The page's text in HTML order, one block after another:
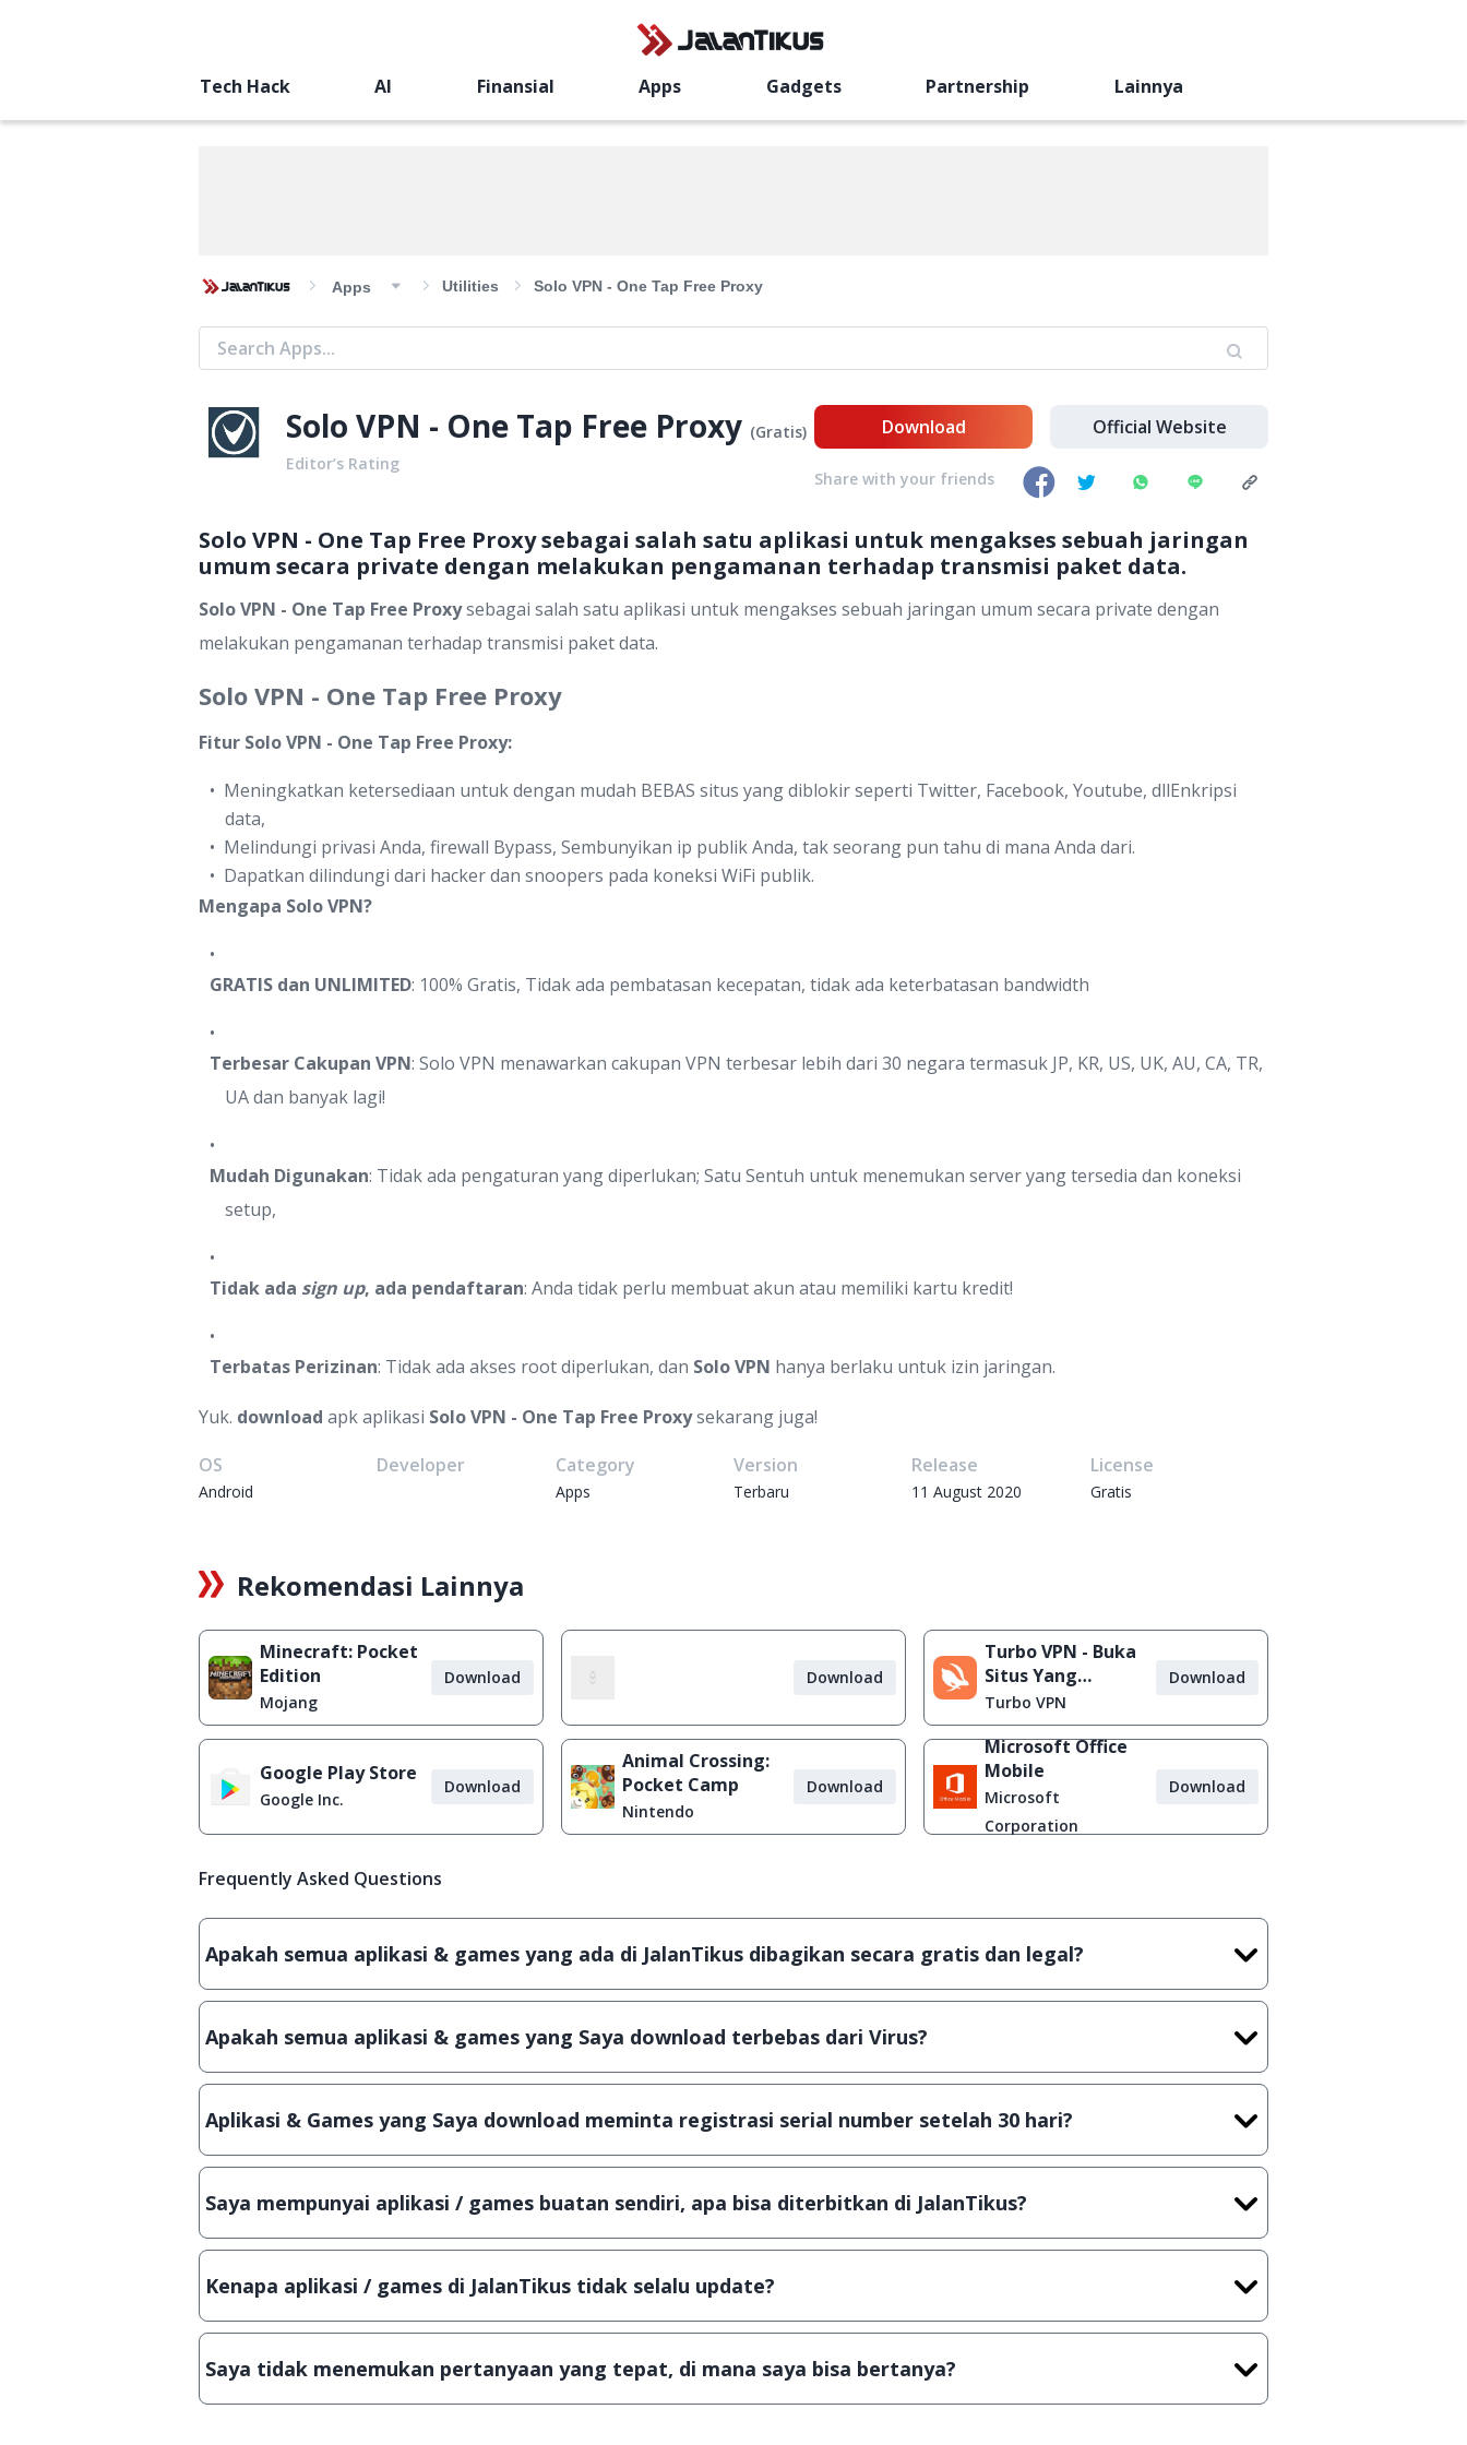
Tech Hack AI Finansial Apps Gadgets Partnership Lainnya
Apps Utilities Solo VPN - One Tap Free Proxy
Solo VPN - One Tap Free Proxy (Gratis)
Editor’s Rating
Solo VPN - One Tap Free Proxy sebagai salah satu aplikasi untuk mengakses sebuah jaringan
umum secara private dengan melakukan pengamanan terhadap transmisi paket data.
Solo VPN - One Tap Free Proxysebagai salah satu aplikasi untuk mengakses sebuah jaringan umum secara private dengan
melakukan pengamanan terhadap transmisi paket data.
Solo VPN - One Tap Free Proxy
Fitur Solo VPN - One Tap Free Proxy:
Meningkatkan ketersediaan untuk dengan mudah BEBAS situs yang diblokir seperti Twitter, Facebook, Youtube, dllEnkripsi
data,
Melindungi privasi Anda, firewall Bypass, Sembunyikan ip publik Anda, tak seorang pun tahu di mana Anda dari.
Dapatkan dilindungi dari hacker dan snoopers pada koneksi WiFi publik.
Mengapa Solo VPN?
GRATIS dan UNLIMITED: 100% Gratis, Tidak ada pembatasan kecepatan, tidak ada keterbatasan bandwidth
Terbesar Cakupan VPN: Solo VPN menawarkan cakupan VPN terbesar lebih dari 30 negara termasuk JP, KR, US, UK, AU, CA, TR,
UA dan banyak lagi!
Mudah Digunakan: Tidak ada pengaturan yang diperlukan; Satu Sentuh untuk menemukan server yang tersedia dan koneksi
setup,
Tidak ada sign up, ada pendaftaran: Anda tidak perlu membuat akun atau memiliki kartu kredit!
Terbatas Perizinan: Tidak ada akses root diperlukan, dan Solo VPN hanya berlaku untuk izin jaringan.
Yuk. download apk aplikasi Solo VPN - One Tap Free Proxysekarang juga!
OS
Android
Developer Category
Apps
Version
Terbaru
Release
11 August 2020
License
Gratis
Download Official Website
Share with your friends
Rekomendasi Lainnya
Minecraft: Pocket
Edition
Mojang
Download Download
Turbo VPN - Buka
Situs Yang
Diblokir
Turbo VPN
Download
Google Play Store
Google Inc.
Download
Animal Crossing:
Pocket Camp
Nintendo
Download
Microsoft Office
Mobile
Microsoft
Corporation
Download
Frequently Asked Questions
Apakah semua aplikasi & games yang ada di JalanTikus dibagikan secara gratis dan legal?
Ya, JalanTikus hanya membagikan aplikasi & games yang gratis (Freeware) dan legal, dalam artian tidak (bajakan) hasil crack,
Apakah semua aplikasi & games yang Saya download terbebas dari Virus?
Ya, JalanTikus selalu melakukan scanning dengan 3 jenis Antivirus (Kaspersky, AVG & Avast) sebelum menerbitkan suatu
Aplikasi & Games yang Saya download meminta registrasi serial number setelah 30 hari?
Meskipun dibagikan secara gratis, namun ada beberapa aplikasi & games yang dibagikan secara Shareware, dalam arti hanya
Saya mempunyai aplikasi / games buatan sendiri, apa bisa diterbitkan di JalanTikus?
Tentu saja bisa. Silahkan kirim email keinfo@jalantikus.comdengan menyertakan Nama Aplikasi/Games, Deskripsi serta
Kenapa aplikasi / games di JalanTikus tidak selalu update?
Demi menjaga kualitas aplikasi dan games yang ada di JalanTikus, hingga saat ini kita masih melakukan upload-download
Saya tidak menemukan pertanyaan yang tepat, di mana saya bisa bertanya?
Kami dengan senang hati menjawab setiap pertanyaan yang masuk. Kirim pertanyaan kamu keinfo@jalantikus.com